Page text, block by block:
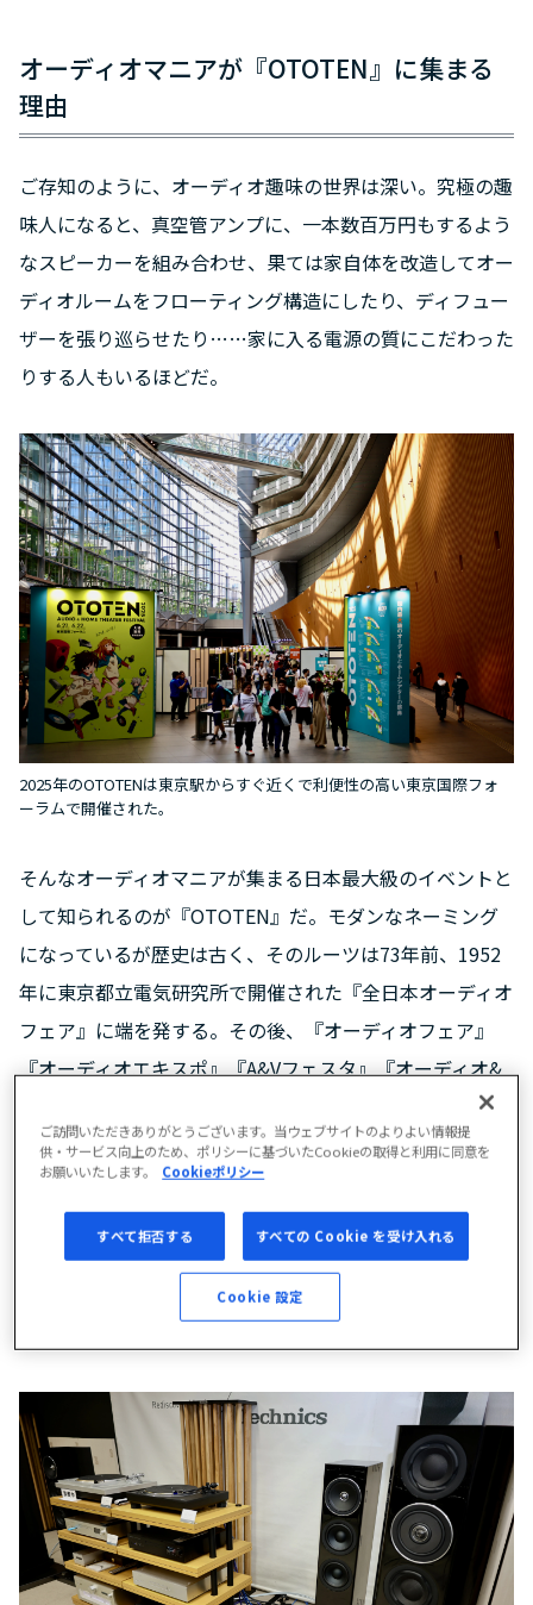
オーディオマニアが『OTOTEN』に集まる
理由
ご存知のように、オーディオ趣味の世界は深い。究極の趣
味人になると、真空管アンプに、一本数百万円もするよう
なスピーカーを組み合わせ、果ては家自体を改造してオー
ディオルームをフローティング構造にしたり、ディフュー
ザーを張り巡らせたり……家に入る電源の質にこだわった
りする人もいるほどだ。
2025年のOTOTENは東京駅からすぐ近くで利便性の高い東京国際フォ
ーラムで開催された。
そんなオーディオマニアが集まる日本最大級のイベントと
して知られるのが『OTOTEN』だ。モダンなネーミング
になっているが歴史は古く、そのルーツは73年前、1952
年に東京都立電気研究所で開催された『全日本オーディオ
フェア』に端を発する。その後、『オーディオフェア』
『オーディオエキスポ』『A&Vフェスタ』『オーディオ&
ホームシアター展TOKYO（音展）』『OTOTEN』と名前
を変えつつ、オーディオマニアにとっては大切なイベント
であり続けてきた。会場も科学技術館、TOCビル、東京
国際見本市会場、サンシャインシティ、東京国際展示場、
パシフィコ横浜、秋葉原UDXと富士ソフト、東京国際
フォーラムと、時代に応じてメジャーな会場で開催されて
ご訪問いただきありがとうございます。当ウェブサイトのよりよい情報提
供・サービス向上のため、ポリシーに基づいたCookieの取得と利用に同意を
お願いいたします。
Cookieポリシー
すべて拒否する すべての Cookie を受け入れる
Cookie 設定